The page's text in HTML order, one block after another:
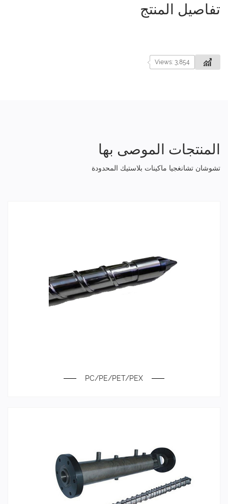
تفاصيل المنتج
Views: 3,854
المنتجات الموصى بها
تشوشان تشانغجيا ماكينات بلاستيك المحدودة
PC/PE/PET/PEX